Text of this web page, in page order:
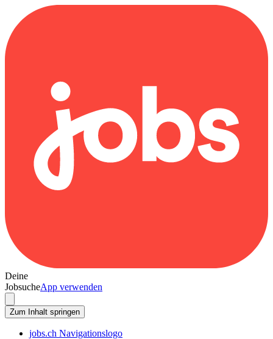
Deine
JobsucheApp verwenden
Zum Inhalt springen
jobs.ch Navigationslogo